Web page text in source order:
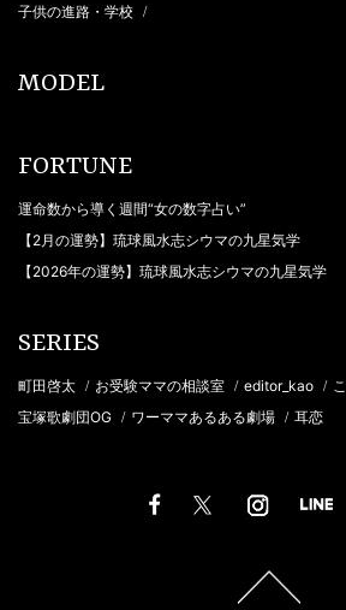
子供の進路・学校 /
MODEL
FORTUNE
運命数から導く週間“女の数字占い”
【2月の運勢】琉球風水志シウマの九星気学
【2026年の運勢】琉球風水志シウマの九星気学
SERIES
町田啓太 / お受験ママの相談室 / editor_kao /
宝塚歌劇団OG / ワーママあるある劇場 / 耳恋